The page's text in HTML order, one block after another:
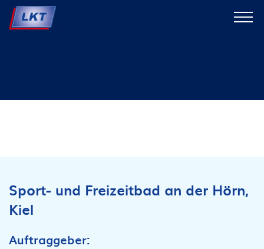
Sport- und Freizeitbad an der Hörn,
Kiel
Auftraggeber: